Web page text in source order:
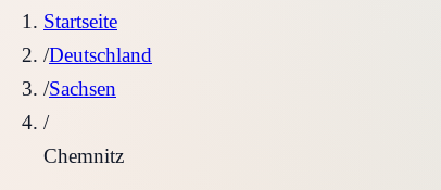
Startseite
/Deutschland
/Sachsen
/
Chemnitz